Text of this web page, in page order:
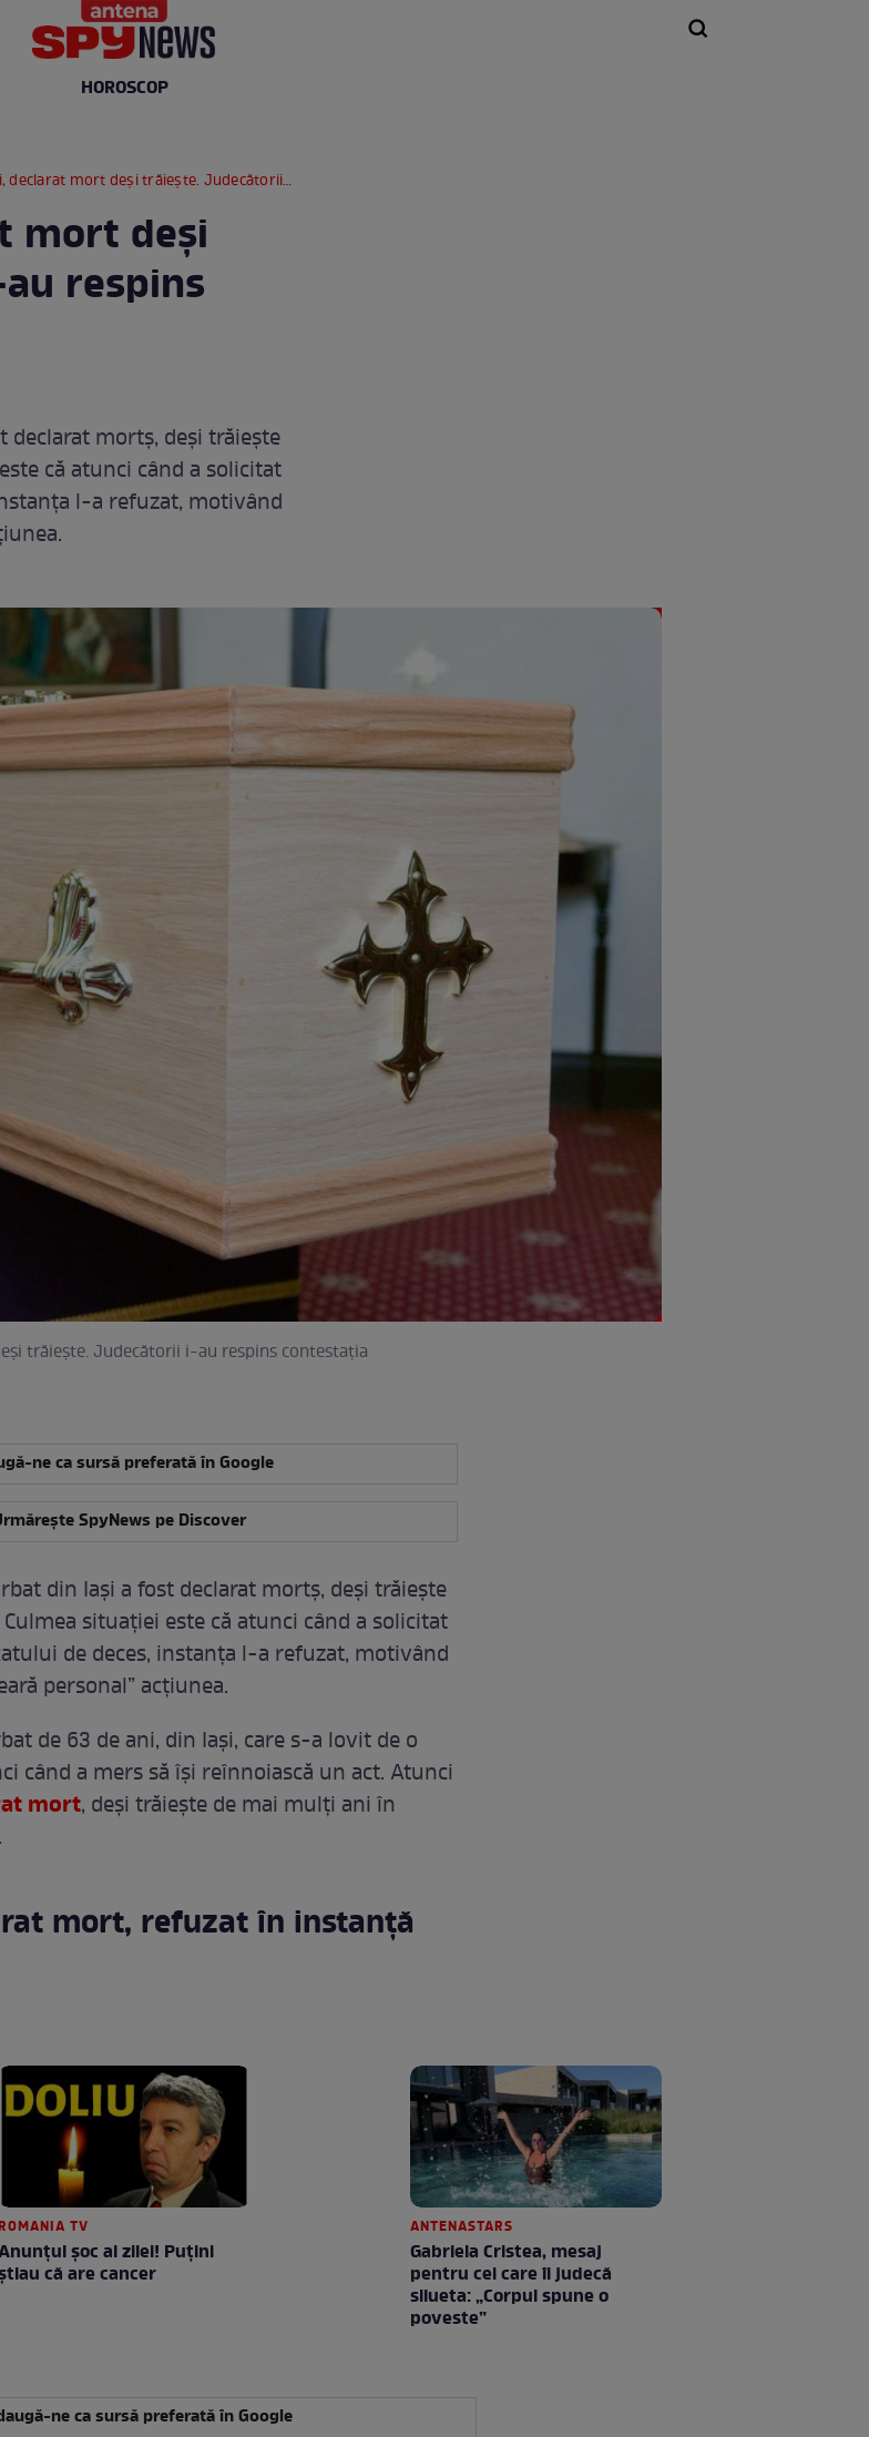
HOROSCOP
mort deși trăiește. Judecătorii i-au respins contestația
mort deși
respins
declarat mortș, deși trăiește
că atunci când a solicitat
l-a refuzat, motivând
trăiește. Judecătorii i-au respins contestația
ne ca sursă preferată în Google
SpyNews pe Discover
din Iași a fost declarat mortș, deși trăiește
situației este că atunci când a solicitat
de deces, instanța l-a refuzat, motivând
personal” acțiunea.
de 63 de ani, din Iași, care s-a lovit de o
când a mers să își reînnoiască un act. Atunci
mort, deși trăiește de mai mulți ani în
mort, refuzat în instanță
TV
şoc al zilei! Puţini
că are cancer
ANTENASTARS
Gabriela Cristea, mesaj
pentru cei care îi judecă
silueta: „Corpul spune o
poveste”
ne ca sursă preferată în Google